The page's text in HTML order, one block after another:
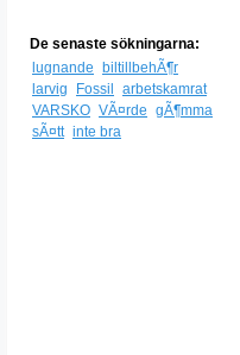
De senaste sökningarna:
lugnande
biltillbehÃ¶r
larvig
Fossil
arbetskamrat
VARSKO VÃ¤rde gÃ¶mma
sÃ¤tt inte bra